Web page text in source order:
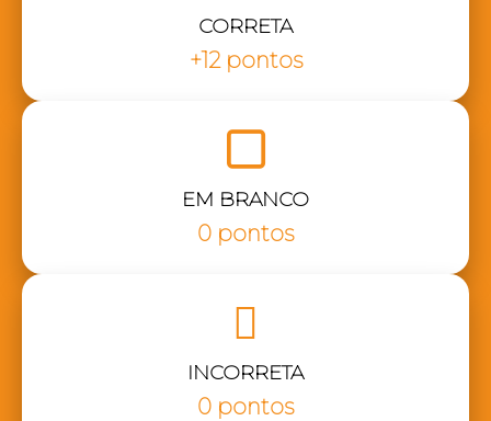
CORRETA
+12 pontos
EM BRANCO
0 pontos
INCORRETA
0 pontos